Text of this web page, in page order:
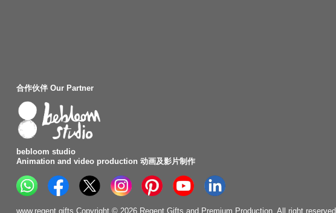
合作伙伴 Our Partner
bebloom studio
Animation and video production 动画及影片制作
www.regent.gifts Copyright © 2026 Regent Gifts and Premium Production. All right reserved.